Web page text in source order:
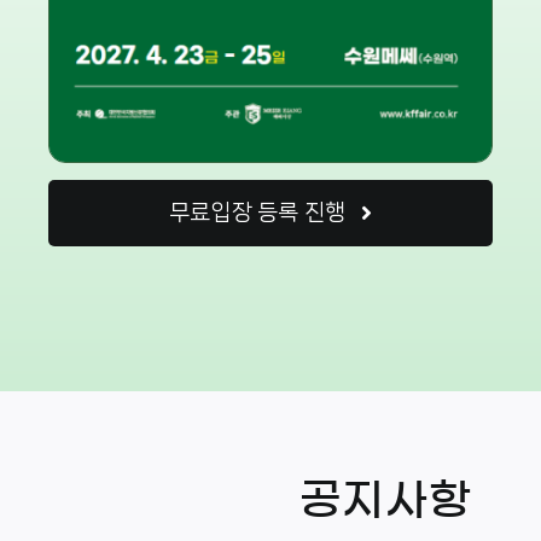
무료입장 등록 진행
공지사항